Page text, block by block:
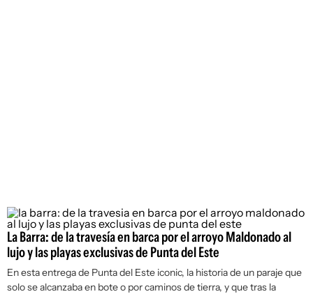
La Barra: de la travesía en barca por el arroyo Maldonado al
lujo y las playas exclusivas de Punta del Este
En esta entrega de Punta del Este iconic, la historia de un paraje que
solo se alcanzaba en bote o por caminos de tierra, y que tras la